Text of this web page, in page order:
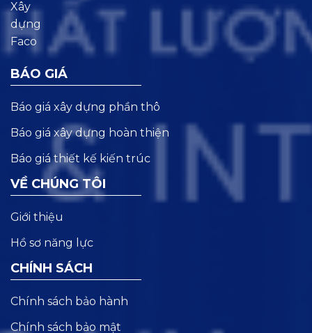
BÁO GIÁ
Báo giá xây dựng phần thô
Báo giá xây dựng hoàn thiện
Báo giá thiết kế kiến trúc
VỀ CHÚNG TÔI
Giới thiệu
Hồ sơ năng lực
CHÍNH SÁCH
Chính sách bảo hành
Chính sách bảo mật